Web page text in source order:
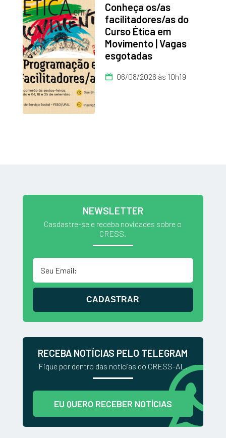
Conheça os/as
facilitadores/as do
Curso Ética em
Movimento | Vagas
esgotadas
06/08/2026 às 10h19
NEWSLETTER
Casdastre-se e receba novidades sobre o
CRESS.
CADASTRAR
RECEBA NOTÍCIAS PELO TELEGRAM
Fique por dentro das notícias do CRESS-AL.
EU QUERO RECEBER NOTÍCIAS